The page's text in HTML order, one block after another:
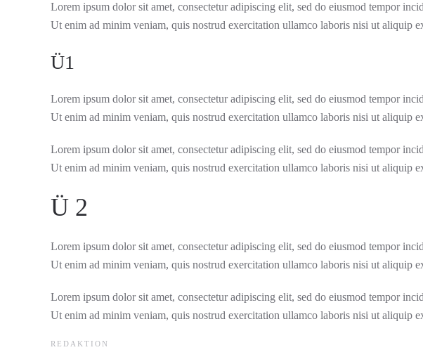
Lorem ipsum dolor sit amet, consectetur adipiscing elit, sed do eiusmod tempor
Ut enim ad minim veniam, quis nostrud exercitation ullamco laboris nisi ut aliquip
Ü1
Lorem ipsum dolor sit amet, consectetur adipiscing elit, sed do eiusmod tempor
Ut enim ad minim veniam, quis nostrud exercitation ullamco laboris nisi ut aliquip
Lorem ipsum dolor sit amet, consectetur adipiscing elit, sed do eiusmod tempor
Ut enim ad minim veniam, quis nostrud exercitation ullamco laboris nisi ut aliquip
Ü 2
Lorem ipsum dolor sit amet, consectetur adipiscing elit, sed do eiusmod tempor
Ut enim ad minim veniam, quis nostrud exercitation ullamco laboris nisi ut aliquip
Lorem ipsum dolor sit amet, consectetur adipiscing elit, sed do eiusmod tempor
Ut enim ad minim veniam, quis nostrud exercitation ullamco laboris nisi ut aliquip
REDAKTION